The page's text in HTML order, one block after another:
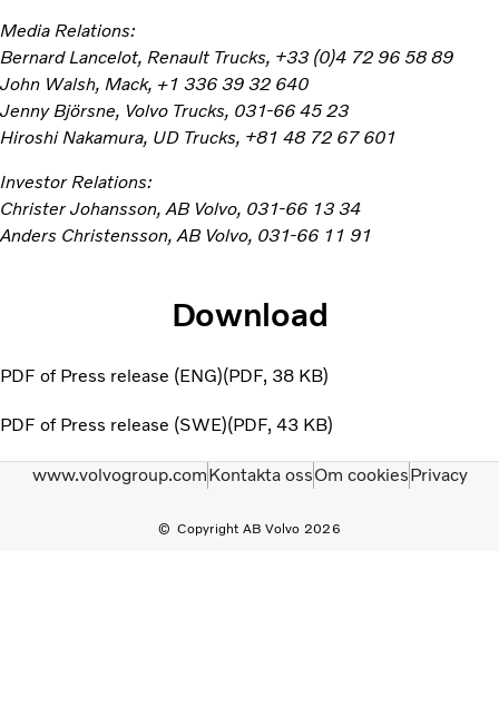
Media Relations:
Bernard Lancelot, Renault Trucks, +33 (0)4 72 96 58 89
John Walsh, Mack, +1 336 39 32 640
Jenny Björsne, Volvo Trucks, 031-66 45 23
Hiroshi Nakamura, UD Trucks, +81 48 72 67 601
Investor Relations:
Christer Johansson, AB Volvo, 031-66 13 34
Anders Christensson, AB Volvo, 031-66 11 91
Download
PDF of Press release (ENG) PDF 38 KB
PDF of Press release (SWE) PDF 43 KB
Copyright AB Volvo 2026
www.volvogroup.comKontakta ossOm cookiesPrivacy